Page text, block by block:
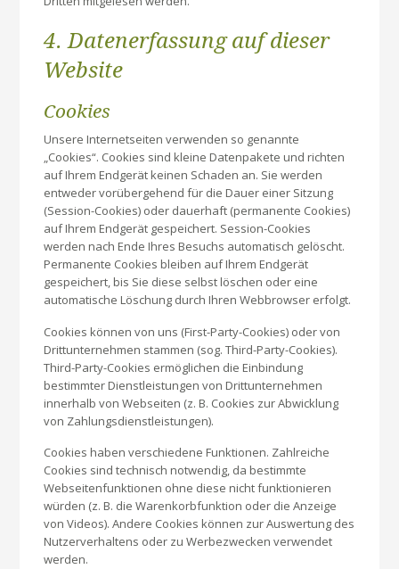
4. Datenerfassung auf dieser
Website
Cookies
Unsere Internetseiten verwenden so genannte
„Cookies“. Cookies sind kleine Datenpakete und richten
auf Ihrem Endgerät keinen Schaden an. Sie werden
entweder vorübergehend für die Dauer einer Sitzung
(Session-Cookies) oder dauerhaft (permanente Cookies)
auf Ihrem Endgerät gespeichert. Session-Cookies
werden nach Ende Ihres Besuchs automatisch gelöscht.
Permanente Cookies bleiben auf Ihrem Endgerät
gespeichert, bis Sie diese selbst löschen oder eine
automatische Löschung durch Ihren Webbrowser erfolgt.
Cookies können von uns (First-Party-Cookies) oder von
Drittunternehmen stammen (sog. Third-Party-Cookies).
Third-Party-Cookies ermöglichen die Einbindung
bestimmter Dienstleistungen von Drittunternehmen
innerhalb von Webseiten (z. B. Cookies zur Abwicklung
von Zahlungsdienstleistungen).
Cookies haben verschiedene Funktionen. Zahlreiche
Cookies sind technisch notwendig, da bestimmte
Webseitenfunktionen ohne diese nicht funktionieren
würden (z. B. die Warenkorbfunktion oder die Anzeige
von Videos). Andere Cookies können zur Auswertung des
Nutzerverhaltens oder zu Werbezwecken verwendet
werden.